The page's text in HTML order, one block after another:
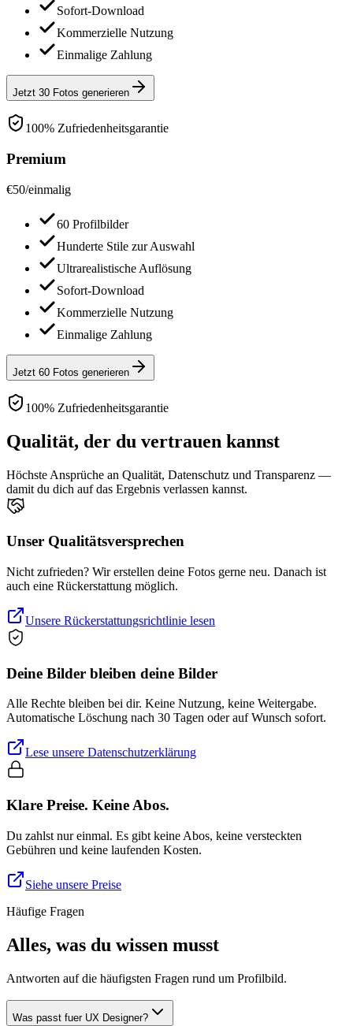
Sofort-Download
Kommerzielle Nutzung
Einmalige Zahlung
Jetzt 30 Fotos generieren
100% Zufriedenheitsgarantie
Premium
€50/einmalig
60 Profilbilder
Hunderte Stile zur Auswahl
Ultrarealistische Auflösung
Sofort-Download
Kommerzielle Nutzung
Einmalige Zahlung
Jetzt 60 Fotos generieren
100% Zufriedenheitsgarantie
Qualität, der du vertrauen kannst
Höchste Ansprüche an Qualität, Datenschutz und Transparenz —
damit du dich auf das Ergebnis verlassen kannst.
Unser Qualitätsversprechen
Nicht zufrieden? Wir erstellen deine Fotos gerne neu. Danach ist
auch eine Rückerstattung möglich.
Unsere Rückerstattungsrichtlinie lesen
Deine Bilder bleiben deine Bilder
Alle Rechte bleiben bei dir. Keine Nutzung, keine Weitergabe.
Automatische Löschung nach 30 Tagen oder auf Wunsch sofort.
Lese unsere Datenschutzerklärung
Klare Preise. Keine Abos.
Du zahlst nur einmal. Es gibt keine Abos, keine versteckten
Gebühren und keine laufenden Kosten.
Siehe unsere Preise
Häufige Fragen
Alles, was du wissen musst
Antworten auf die häufigsten Fragen rund um Profilbild.
Was passt fuer UX Designer?